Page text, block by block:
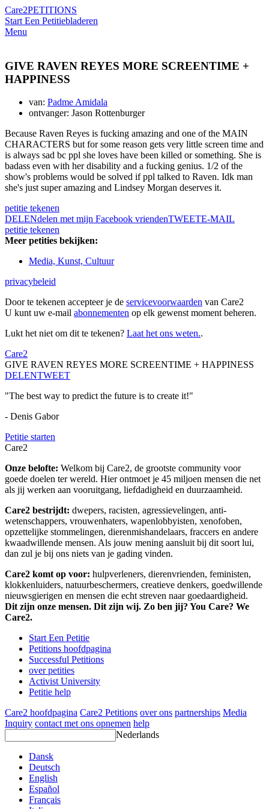
Care2PETITIONS
Start Een Petitiebladeren
Menu
GIVE RAVEN REYES MORE SCREENTIME +
HAPPINESS
van: Padme Amidala
ontvanger: Jason Rottenburger
Because Raven Reyes is fucking amazing and one of the MAIN
CHARACTERS but for some reason gets very little screen time and
is always sad bc ppl she loves have been killed or something. She is
badass even with her disability and a fucking genius. 1/2 of the
show's problems would be solved if ppl talked to Raven. Idk man
she's just super amazing and Lindsey Morgan deserves it.
petitie tekenen
DELENdelen met mijn Facebook vriendenTWEETE-MAIL
petitie tekenen
Meer petities bekijken:
Media, Kunst, Cultuur
privacybeleid
Door te tekenen accepteer je de servicevoorwaarden van Care2
U kunt uw e-mail abonnementen op elk gewenst moment beheren.
Lukt het niet om dit te tekenen? Laat het ons weten..
Care2
GIVE RAVEN REYES MORE SCREENTIME + HAPPINESS
DELENTWEET
"The best way to predict the future is to create it!"
- Denis Gabor
Petitie starten
Care2
Onze belofte: Welkom bij Care2, de grootste community voor
goede doelen ter wereld. Hier ontmoet je 45 miljoen mensen die net
als jij werken aan vooruitgang, liefdadigheid en duurzaamheid.
Care2 bestrijdt: dwepers, racisten, agressievelingen, anti-
wetenschappers, vrouwenhaters, wapenlobbyisten, xenofoben,
opzettelijke stommelingen, dierenmishandelaars, fraccers en andere
kwaadwillende mensen. Als jouw mening aansluit bij dit soort lui,
dan zul je bij ons niets van je gading vinden.
Care2 komt op voor: hulpverleners, dierenvrienden, feministen,
klokkenluiders, natuurbeschermers, creatieve denkers, goedwillende
nieuwsgierigen en mensen die echt streven naar goedaardigheid.
Dit zijn onze mensen. Dit zijn wij. Zo ben jij? You Care? We
Care2.
Start Een Petitie
Petitions hoofdpagina
Successful Petitions
over petities
Activist University
Petitie help
Care2 hoofdpagina Care2 Petitions over ons partnerships Media
Inquiry contact met ons opnemen help
Nederlands
Dansk
Deutsch
English
Español
Français